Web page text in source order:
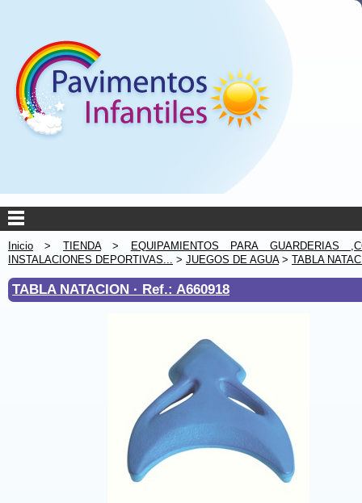
Inicio > TIENDA>
EQUIPAMIENTOS PARA GUARDERIAS
INSTALACIONES DEPORTIVAS... > JUEGOS DE AGUA> TABLA
TABLA NATACION · Ref.: A660918